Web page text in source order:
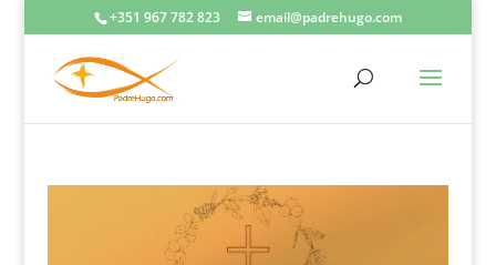
+351 967 782 823 email@padrehugo.com